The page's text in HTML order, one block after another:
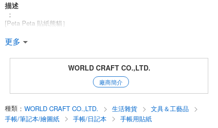
描述
；
[Peta Peta 貼紙熊貓］
深受歡迎的熊貓圖案現在可以作為貼紙使用了！
不同顏色的絲帶也是可愛之處♪ .
你可以把它們貼在筆記本上或學校門口的名字貼旁邊、
你還可以把它們當作彩色貼紙，貼在自己的愛好上*。
；
；
0000 Peta Peta 貼紙 0000
更多
WORLD CRAFT CO.,LTD.
廠商簡介
種類 : WORLD CRAFT CO.,LTD. 生活雜貨
文具＆工藝品
手帳/筆記本/繪圖紙
手帳/日記本 手帳用貼紙